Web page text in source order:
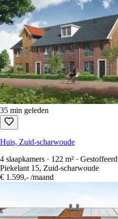
35 min geleden
Huis, Zuid-scharwoude
4 slaapkamers · 122 m² · Gestoffeerd
Piekelant 15, Zuid-scharwoude
€ 1.599,- /maand